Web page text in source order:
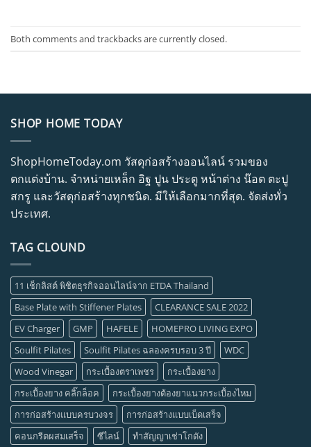
Both comments and trackbacks are currently closed.
SHOP HOME TODAY
ShopHomeToday.om วัสดุก่อสร้างออนไลน์ รวมของ
ตกแต่งบ้าน. จำหน่ายเหล็ก อิฐ ปูน ประตู หน้าต่าง น๊อต ตะปู
สกรู และวัสดุก่อสร้างทุกชนิด. มีให้เลือกมากที่สุด. จัดส่งทั่ว
ประเทศ.
TAG CLOUND
11 เช็กลิสต์ พิชิตธุรกิจออนไลน์จาก ETDA Thailand
Base Plate with Stiffener Plates
CLEARANCE SALE 2022
EV Charger
GMP HAFELE
HOMEPRO LIVING EXPO
Soulfit Pilates
Soulfit Pilates ฉลองครบรอบ 3 ปี
WDC
Wood Vinegar
กระเบื้องตราเพชร
กระเบื้องยาง
กระเบื้องยาง คลิ๊กล็อค
กระเบื้องยางต้องยาแนวกระเบื้องไหม
การก่อสร้างแบบครบวงจร
การก่อสร้างแบบเบ็ดเสร็จ
คอนกรีตผสมเสร็จ
ซีไลน์
ทำสัญญาเช่าโกดัง